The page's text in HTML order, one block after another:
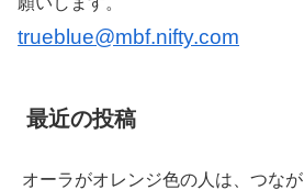
trueblue@mbf.nifty.com
最近の投稿
オーラがオレンジ色の人は、つな